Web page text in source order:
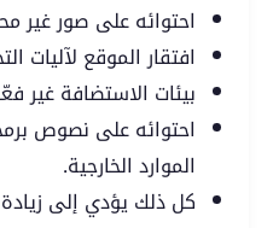
احتوائه على صور غير
افتقار الموقع لآليات
بيئات الاستضافة غير
احتوائه على نصوص
الموارد الخارجية.
كل ذلك يؤدي إلى